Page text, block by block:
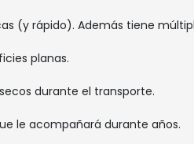
(y rápido). Además tiene
planas.
durante el transporte.
le acompañará durante años.